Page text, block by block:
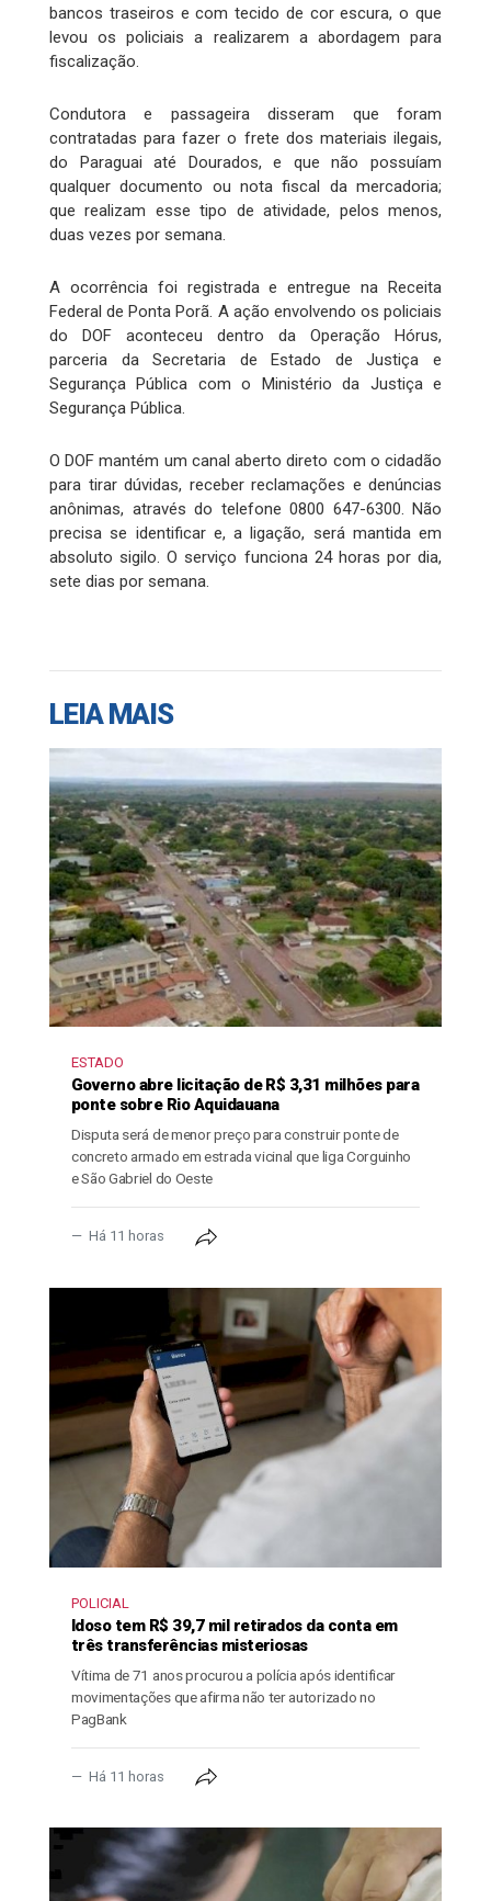
bancos traseiros e com tecido de cor escura, o que
levou os policiais a realizarem a abordagem para
fiscalização.
Condutora e passageira disseram que foram
contratadas para fazer o frete dos materiais ilegais,
do Paraguai até Dourados, e que não possuíam
qualquer documento ou nota fiscal da mercadoria;
que realizam esse tipo de atividade, pelos menos,
duas vezes por semana.
A ocorrência foi registrada e entregue na Receita
Federal de Ponta Porã. A ação envolvendo os policiais
do DOF aconteceu dentro da Operação Hórus,
parceria da Secretaria de Estado de Justiça e
Segurança Pública com o Ministério da Justiça e
Segurança Pública.
O DOF mantém um canal aberto direto com o cidadão
para tirar dúvidas, receber reclamações e denúncias
anônimas, através do telefone 0800 647-6300. Não
precisa se identificar e, a ligação, será mantida em
absoluto sigilo. O serviço funciona 24 horas por dia,
sete dias por semana.
LEIA MAIS
ESTADO
Governo abre licitação de R$ 3,31 milhões para
ponte sobre Rio Aquidauana
Disputa será de menor preço para construir ponte de
concreto armado em estrada vicinal que liga Corguinho
e São Gabriel do Oeste
Há 11 horas
POLICIAL
Idoso tem R$ 39,7 mil retirados da conta em
três transferências misteriosas
Vítima de 71 anos procurou a polícia após identificar
movimentações que afirma não ter autorizado no
PagBank
Há 11 horas